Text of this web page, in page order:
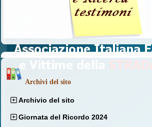
Archivi del sito
Archivio del sito
Giornata del Ricordo 2024